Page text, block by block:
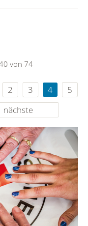
von 74
2 3 4
5
nächste